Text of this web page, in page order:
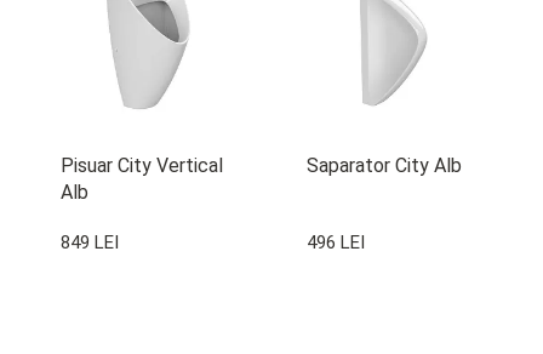
Pisuar City Vertical
Alb
849 LEI
Saparator City Alb
496 LEI